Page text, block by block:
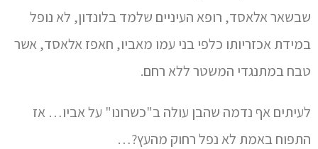
שבשאר אלאסד, רופא העיניים שלמד בלונדון, לא נופל
במידת אכזריותו כלפי בני עמו מאביו, חאפז אלאסד, אשר
טבח במתנגדי המשטר ללא רחם.
לעיתים אף נדמה שהבן עולה ב"כשרונו" על אביו… אז
התפוח באמת לא נפל רחוק מהעץ?…